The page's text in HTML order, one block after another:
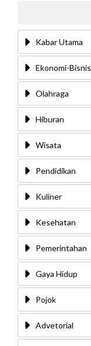
Kabar Utama
Ekonomi-Bisnis
Olahraga
Hiburan
Wisata
Pendidikan
Kuliner
Kesehatan
Pemerintahan
Gaya Hidup
Pojok
Advetorial